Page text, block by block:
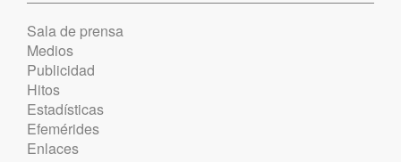
Sala de prensa
Medios
Publicidad
Hitos
Estadísticas
Efemérides
Enlaces